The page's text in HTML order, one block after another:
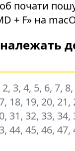
почати
+ F» на
2, 3, 4, 5, 6, 7,
18, 19, 20, 21,
31, 32, 33, 34,
44, 45, 46, 47,